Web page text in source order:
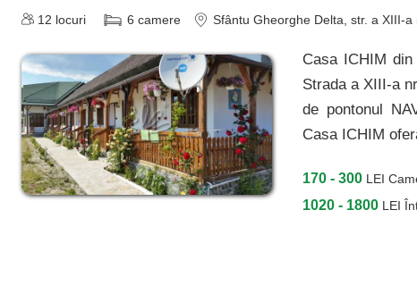
12 locuri 6 camere Sfântu Gheorghe Delta , str. a XIII-a
Casa ICHIM
Strada a XIII-a
de pontonul
Casa ICHIM
170 - 300 LEI
1020 - 1800 LEI